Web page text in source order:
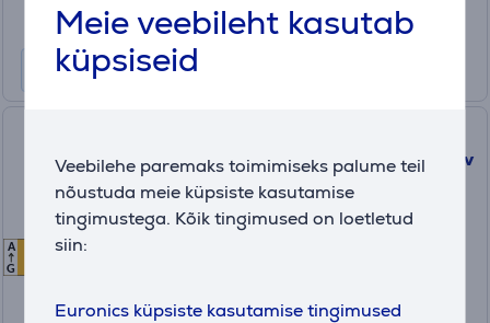
Meie veebileht kasutab
küpsiseid
Veebilehe paremaks toimimiseks palume teil
nõustuda meie küpsiste kasutamise
tingimustega. Kõik tingimused on loetletud
siin:
Euronics küpsiste kasutamise tingimused
Kuumakse alates 17 €
A
G
nõudekomplekti - Integreeritav
nõudepesumasin
EEM43200L
Hind: